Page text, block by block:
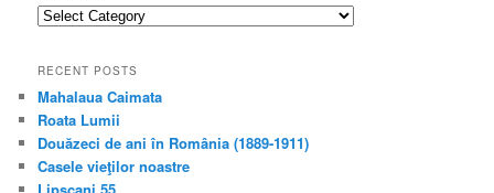
categorii
RECENT POSTS
Mahalaua Caimata
Roata Lumii
Douăzeci de ani în România (1889-1911)
Casele vieţilor noastre